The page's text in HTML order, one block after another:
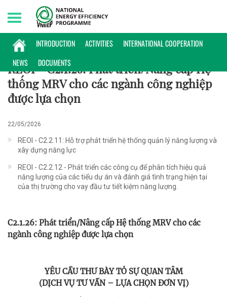
INTRODUCTION ACTIVITIES
INTERNATIONAL COOPERATION
NEWS
DOCUMENTS
Sunday, 09/08/2026 | 22:46 GMT+7
HỢP TÁC QUỐC TẾ
REOI - C2.1.26: Phát triển/Nâng cấp Hệ
thống MRV cho các ngành công nghiệp
được lựa chọn
22/05/2026
REOI - C2.2.11: Hỗ trợ phát triển hệ thống quản lý năng lượng và
xây dựng năng lực
REOI - C2.2.12 - Phát triển các công cụ để phân tích hiệu quả
năng lượng của các tiểu dự án và đánh giá tình trạng hiện tại
của thị trường cho vay đầu tư tiết kiệm năng lượng.
C2.1.26: Phát triển/Nâng cấp Hệ thống MRV cho các
ngành công nghiệp được lựa chọn
YÊU CẦU THƯ BÀY TỎ SỰ QUAN TÂM
(DỊCH VỤ TƯ VẤN – LỰA CHỌN ĐƠN VỊ)